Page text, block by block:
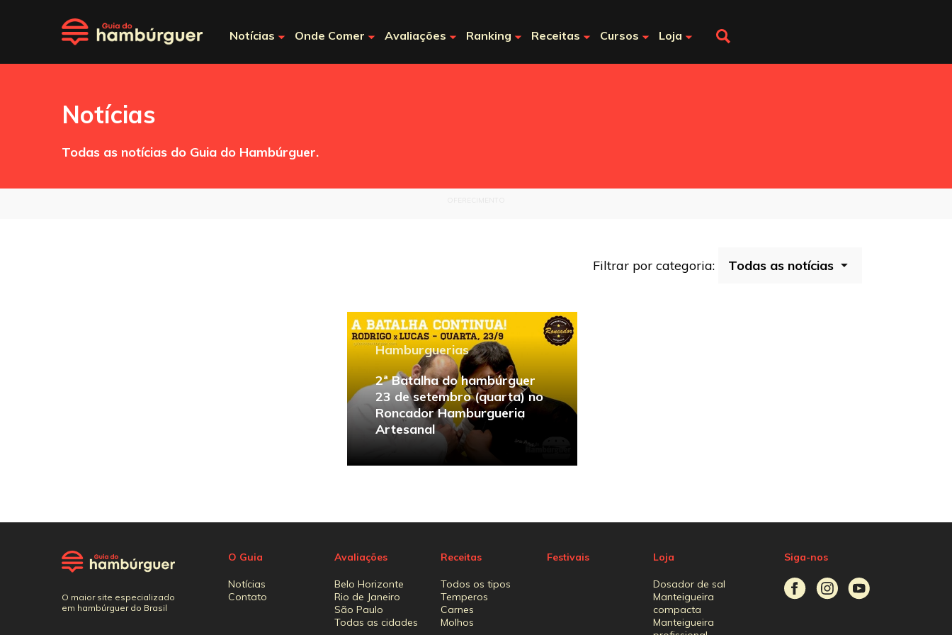
Notícias Onde Comer Avaliações Ranking Receitas Cursos Loja
Notícias
Todas as notícias do Guia do Hambúrguer.
Filtrar por categoria:
Hamburguerias
2ª Batalha do hambúrguer
23 de setembro (quarta) no
Roncador Hamburgueria
Artesanal
O maior site especializado
em hambúrguer do Brasil
O Guia
Notícias
Contato
Avaliações
Belo Horizonte
Rio de Janeiro
São Paulo
Todas as cidades
Receitas
Todos os tipos
Temperos
Carnes
Molhos
Festivais Loja
Dosador de sal
Manteigueira
compacta
Manteigueira
Siga-nos